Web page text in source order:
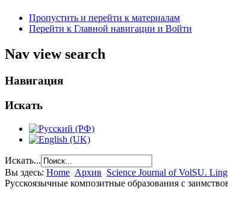
Пропустить и перейти к материалам
Перейти к Главной навигации и Войти
Nav view search
Навигация
Искать
Искать...
Вы здесь: Home Архив Science Journal of VolSU.
Русскоязычные композитные образования с